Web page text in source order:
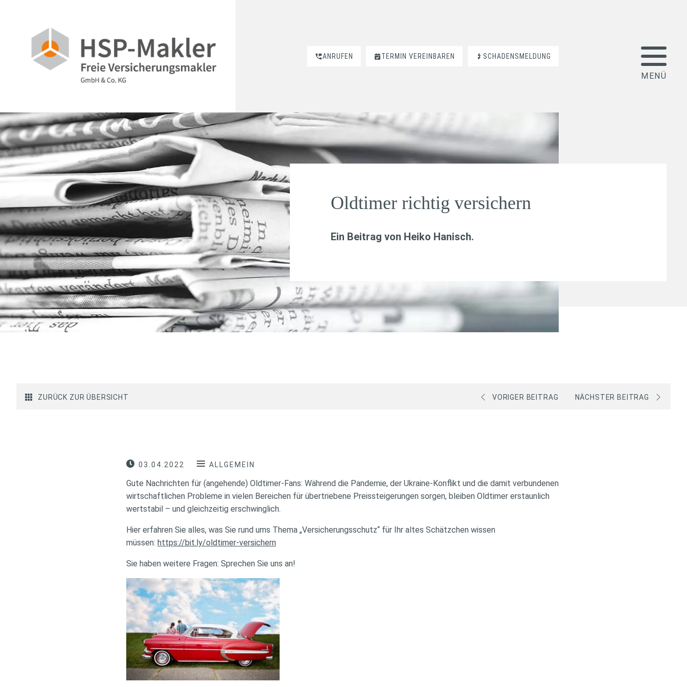
ANRUFEN TERMIN VEREINBAREN SCHADENSMELDUNG
Oldtimer richtig versichern
Ein Beitrag von Heiko Hanisch.
ZURÜCK ZUR ÜBERSICHT VORIGER BEITRAG NÄCHSTER BEITRAG
03.04.2022 ALLGEMEIN
Gute Nachrichten für (angehende) Oldtimer-Fans: Während die Pandemie, der Ukraine-Konflikt und die damit verbundenen
wirtschaftlichen Probleme in vielen Bereichen für übertriebene Preissteigerungen sorgen, bleiben Oldtimer erstaunlich
wertstabil – und gleichzeitig erschwinglich.
Hier erfahren Sie alles, was Sie rund ums Thema „Versicherungsschutz“ für Ihr altes Schätzchen wissen
müssen: https://bit.ly/oldtimer-versichern
Sie haben weitere Fragen: Sprechen Sie uns an!